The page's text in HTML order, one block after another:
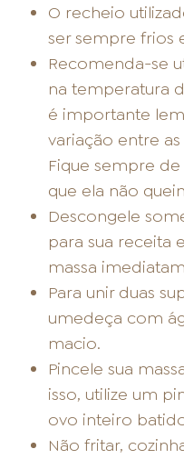
O recheio
ser sempre frios
Recomenda-se
na temperatura
é importante
variação entre
Fique sempre
que ela não
Descongele
para sua receita
massa
Para unir duas
umedeça com
macio.
Pincele sua
isso, utilize um
ovo inteiro
Não fritar,